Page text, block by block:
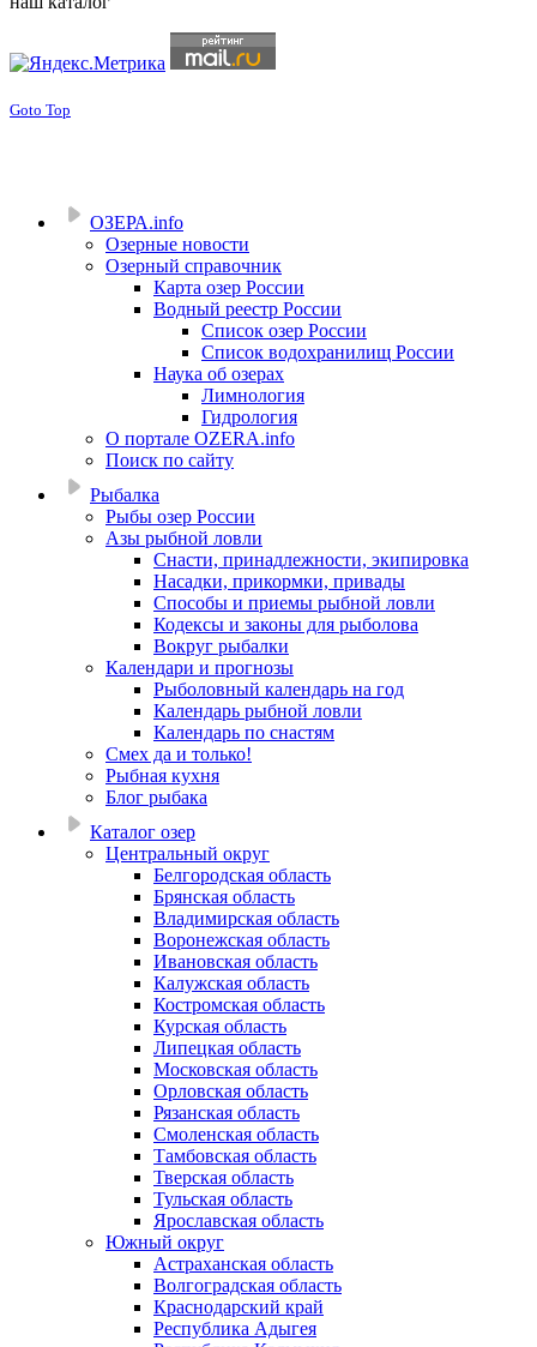
Goto Top
ОЗЕРА.info
Озерные новости
Озерный справочник
Карта озер России
Водный реестр России
Список озер России
Список водохранилищ России
Наука об озерах
Лимнология
Гидрология
О портале OZERA.info
Поиск по сайту
Рыбалка
Рыбы озер России
Азы рыбной ловли
Снасти, принадлежности, экипировка
Насадки, прикормки, привады
Способы и приемы рыбной ловли
Кодексы и законы для рыболова
Вокруг рыбалки
Календари и прогнозы
Рыболовный календарь на год
Календарь рыбной ловли
Календарь по снастям
Смех да и только!
Рыбная кухня
Блог рыбака
Каталог озер
Центральный округ
Белгородская область
Брянская область
Владимирская область
Воронежская область
Ивановская область
Калужская область
Костромская область
Курская область
Липецкая область
Московская область
Орловская область
Рязанская область
Смоленская область
Тамбовская область
Тверская область
Тульская область
Ярославская область
Южный округ
Астраханская область
Волгоградская область
Краснодарский край
Республика Адыгея